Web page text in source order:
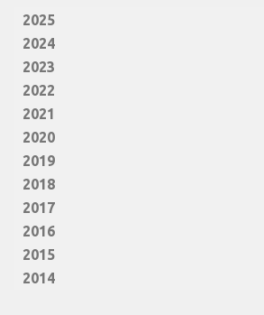
2025
2024
2023
2022
2021
2020
2019
2018
2017
2016
2015
2014